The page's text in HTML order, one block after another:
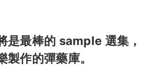
是最棒的 sample 選集，
製作的彈藥庫。